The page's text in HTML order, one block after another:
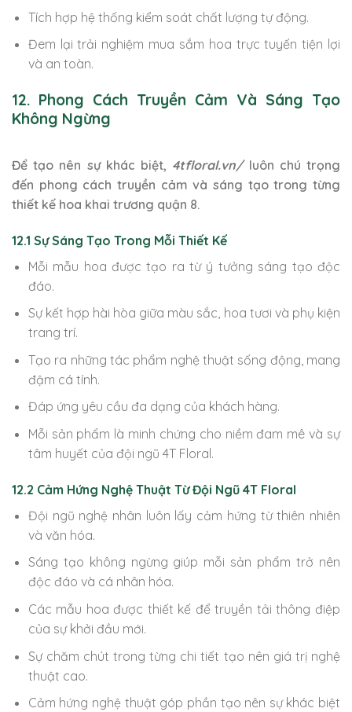
Tích hợp hệ thống kiểm soát chất lượng tự động.
Đem lại trải nghiệm mua sắm hoa trực tuyến tiện lợi
và an toàn.
12. Phong Cách Truyền Cảm Và Sáng Tạo
Không Ngừng
Để tạo nên sự khác biệt, 4tfloral.vn/luôn chú trọng
đến phong cách truyền cảm và sáng tạo trong từng
thiết kế hoa khai trương quận 8.
12.1 Sự Sáng Tạo Trong Mỗi Thiết Kế
Mỗi mẫu hoa được tạo ra từ ý tưởng sáng tạo độc
đáo.
Sự kết hợp hài hòa giữa màu sắc, hoa tươi và phụ kiện
trang trí.
Tạo ra những tác phẩm nghệ thuật sống động, mang
đậm cá tính.
Đáp ứng yêu cầu đa dạng của khách hàng.
Mỗi sản phẩm là minh chứng cho niềm đam mê và sự
tâm huyết của đội ngũ 4T Floral.
12.2 Cảm Hứng Nghệ Thuật Từ Đội Ngũ 4T Floral
Đội ngũ nghệ nhân luôn lấy cảm hứng từ thiên nhiên
và văn hóa.
Sáng tạo không ngừng giúp mỗi sản phẩm trở nên
độc đáo và cá nhân hóa.
Các mẫu hoa được thiết kế để truyền tải thông điệp
của sự khởi đầu mới.
Sự chăm chút trong từng chi tiết tạo nên giá trị nghệ
thuật cao.
Cảm hứng nghệ thuật góp phần tạo nên sự khác biệt